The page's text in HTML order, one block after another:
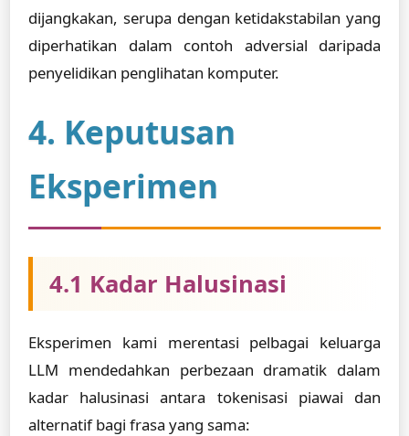
dijangkakan, serupa dengan ketidakstabilan yang
diperhatikan dalam contoh adversial daripada
penyelidikan penglihatan komputer.
4. Keputusan
Eksperimen
4.1 Kadar Halusinasi
Eksperimen kami merentasi pelbagai keluarga
LLM mendedahkan perbezaan dramatik dalam
kadar halusinasi antara tokenisasi piawai dan
alternatif bagi frasa yang sama: